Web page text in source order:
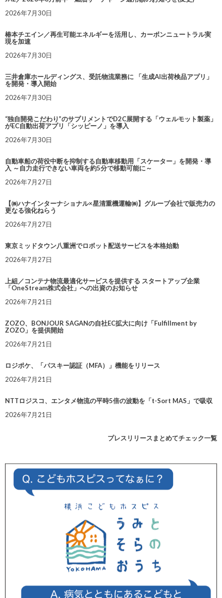
2026年7月30日
椿本チエイン／再生可能エネルギーを活用し、カーボンニュートラル実
現を加速
2026年7月30日
三井倉庫ホールディングス、受託物流業務に 「生成AI出荷検品アプリ」
を開発・導入開始
2026年7月30日
“独自開発こだわり”のサプリメントでD2C展開する「ウェルモット製薬」
がEC自動出荷アプリ「シッピーノ」を導入
2026年7月30日
自動車船の荷役中断を抑制する自動車移動用「スケーター」を開発・導
入 ～自力走行できない車両を約5分で移動可能に～
2026年7月27日
【㈱ハナインターナショナル×星清重機運輸㈱】グループ会社で販売力の
更なる強化ねらう
2026年7月27日
東京ミッドタウン八重洲でロボット配送サービスを本格始動
2026年7月27日
上組／コンテナ物流最適化サービスを提供する スタートアップ企業
「OneStream株式会社」への出資のお知らせ
2026年7月21日
ZOZO、BONJOUR SAGANの自社EC拡大に向け「Fulfillment by
ZOZO」を提供開始
2026年7月21日
ロジポケ、「パスキー認証（MFA）」機能をリリース
2026年7月21日
NTTロジスコ、エンタメ物流の平時5倍の波動を「t-Sort MAS」で吸収
2026年7月21日
プレスリリースまとめてチェック一覧